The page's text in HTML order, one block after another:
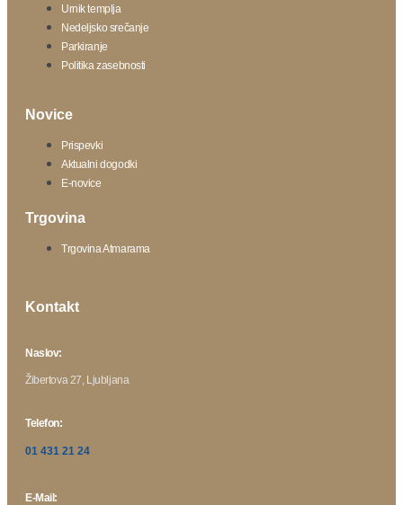
Urnik templja
Nedeljsko srečanje
Parkiranje
Politika zasebnosti
Novice
Prispevki
Aktualni dogodki
E-novice
Trgovina
Trgovina Atmarama
Kontakt
Naslov:
Žibertova 27, Ljubljana
Telefon:
01 431 21 24
E-Mail: